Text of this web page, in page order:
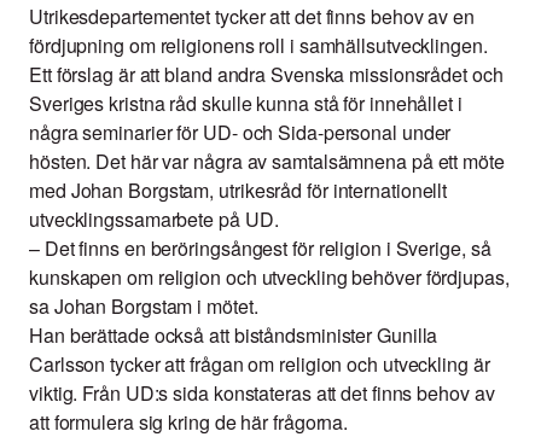
Utrikesdepartementet tycker att det finns behov av en
fördjupning om religionens roll i samhällsutvecklingen.
Ett förslag är att bland andra Svenska missionsrådet och
Sveriges kristna råd skulle kunna stå för innehållet i
några seminarier för UD- och Sida-personal under
hösten. Det här var några av samtalsämnena på ett möte
med Johan Borgstam, utrikesråd för internationellt
utvecklingssamarbete på UD.
– Det finns en beröringsångest för religion i Sverige, så
kunskapen om religion och utveckling behöver fördjupas,
sa Johan Borgstam i mötet.
Han berättade också att biståndsminister Gunilla
Carlsson tycker att frågan om religion och utveckling är
viktig. Från UD:s sida konstateras att det finns behov av
att formulera sig kring de här frågorna.